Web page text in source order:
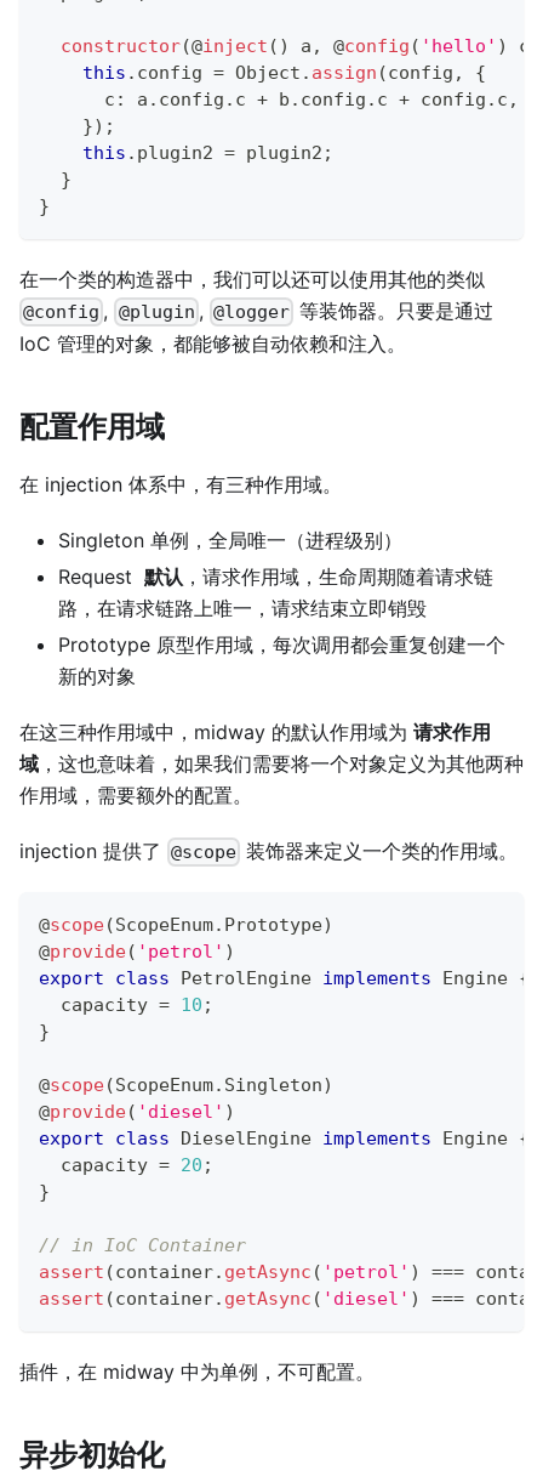
constructor(@inject ( ) a , @config ( 'hello' )
this . config = Object . assign (config ,
{
      c
: a . config . c + b . config . c + config . c ,
}) ;
this . plugin2 = plugin2 ;
}
}
在一个类的构造器中，我们可以还可以使用其他的类似
@config , @plugin , @logger 等装饰器。只要是通过
IoC 管理的对象，都能够被自动依赖和注入。
配置作用域
在 injection 体系中，有三种作用域。
Singleton 单例，全局唯一（进程级别）
Request 默认 ，请求作用域，生命周期随着请求链
路，在请求链路上唯一，请求结束立即销毁
Prototype 原型作用域，每次调用都会重复创建一个
新的对象
在这三种作用域中，midway 的默认作用域为 请求作用
域 ，这也意味着，如果我们需要将一个对象定义为其他两种
作用域，需要额外的配置。
injection 提供了 @scope 装饰器来定义一个类的作用域。
@scope(ScopeEnum. Prototype)
@provide( 'petrol' )
export
class PetrolEngine implements Engine {
  capacity
= 10 ;
}
@scope(ScopeEnum. Singleton)
@provide( 'diesel' )
export
class DieselEngine implements Engine {
  capacity
= 20 ;
}
// in IoC Container
assert (container. getAsync ( 'petrol' ) ===
assert (container. getAsync ( 'diesel' ) ===
插件，在 midway 中为单例，不可配置。
异步初始化